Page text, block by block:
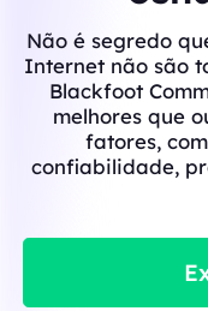
Não é segredo
Internet não são
Blackfoot
melhores que
fatores,
confiabilidade,